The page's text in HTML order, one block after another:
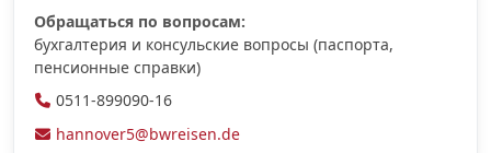
Обращаться по вопросам:
бухгалтерия и консульские вопросы (паспорта,
пенсионные справки)
0511-899090-16
hannover5@bwreisen.de